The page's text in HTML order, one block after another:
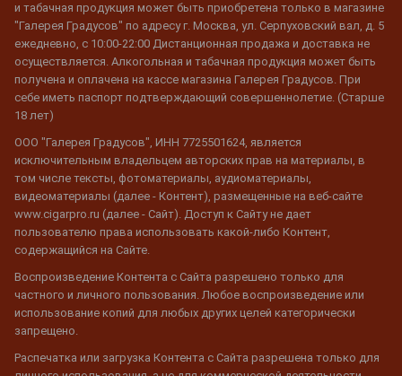
и табачная продукция может быть приобретена только в магазине
"Галерея Градусов" по адресу г. Москва, ул. Серпуховский вал, д. 5
ежедневно, с 10:00-22:00 Дистанционная продажа и доставка не
осуществляется. Алкогольная и табачная продукция может быть
получена и оплачена на кассе магазина Галерея Градусов. При
себе иметь паспорт подтверждающий совершеннолетие. (Старше
18 лет)
ООО "Галерея Градусов", ИНН 7725501624, является
исключительным владельцем авторских прав на материалы, в
том числе тексты, фотоматериалы, аудиоматериалы,
видеоматериалы (далее - Контент), размещенные на веб-сайте
www.cigarpro.ru (далее - Сайт). Доступ к Сайту не дает
пользователю права использовать какой-либо Контент,
содержащийся на Сайте.
Воспроизведение Контента с Сайта разрешено только для
частного и личного пользования. Любое воспроизведение или
использование копий для любых других целей категорически
запрещено.
Распечатка или загрузка Контента с Сайта разрешена только для